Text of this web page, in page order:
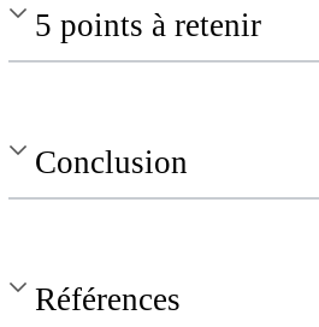
5 points à retenir
Conclusion
Références